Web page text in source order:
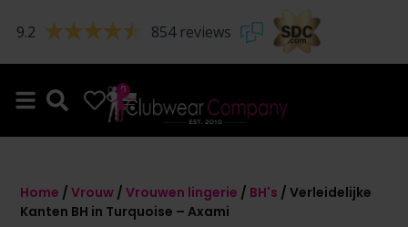
9.2 854 reviews
0 0
Home /Vrouw /Vrouwen lingerie / BH's / Verleidelijke
Kanten BH in Turquoise – Axami